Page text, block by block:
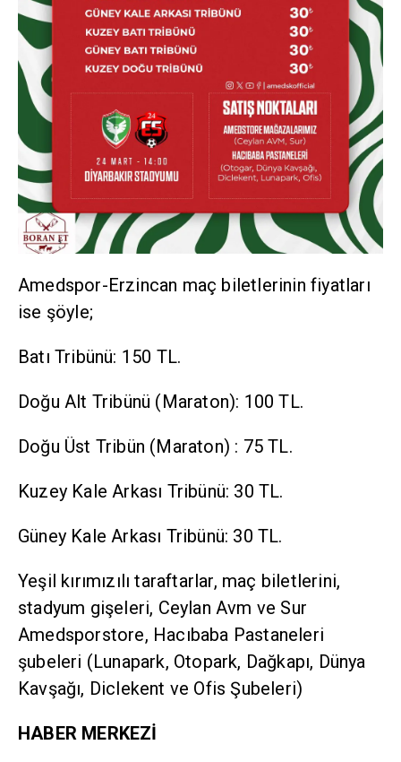
Amedspor-Erzincan maç biletlerinin fiyatları
ise şöyle;
Batı Tribünü: 150 TL.
Doğu Alt Tribünü (Maraton): 100 TL.
Doğu Üst Tribün (Maraton) : 75 TL.
Kuzey Kale Arkası Tribünü: 30 TL.
Güney Kale Arkası Tribünü: 30 TL.
Yeşil kırımızılı taraftarlar, maç biletlerini,
stadyum gişeleri, Ceylan Avm ve Sur
Amedsporstore, Hacıbaba Pastaneleri
şubeleri (Lunapark, Otopark, Dağkapı, Dünya
Kavşağı, Diclekent ve Ofis Şubeleri)
HABER MERKEZİ